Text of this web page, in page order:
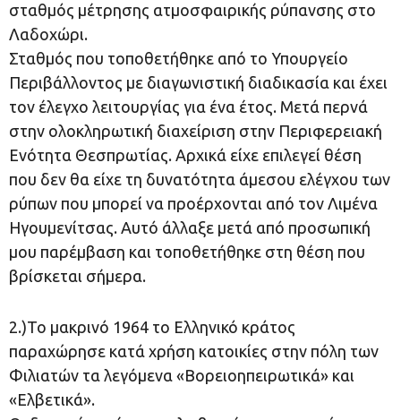
σταθμός μέτρησης ατμοσφαιρικής ρύπανσης στο
Λαδοχώρι.
Σταθμός που τοποθετήθηκε από το Υπουργείο
Περιβάλλοντος με διαγωνιστική διαδικασία και έχει
τον έλεγχο λειτουργίας για ένα έτος. Μετά περνά
στην ολοκληρωτική διαχείριση στην Περιφερειακή
Ενότητα Θεσπρωτίας. Αρχικά είχε επιλεγεί θέση
που δεν θα είχε τη δυνατότητα άμεσου ελέγχου των
ρύπων που μπορεί να προέρχονται από τον Λιμένα
Ηγουμενίτσας. Αυτό άλλαξε μετά από προσωπική
μου παρέμβαση και τοποθετήθηκε στη θέση που
βρίσκεται σήμερα.
2.)Το μακρινό 1964 το Ελληνικό κράτος
παραχώρησε κατά χρήση κατοικίες στην πόλη των
Φιλιατών τα λεγόμενα «Βορειοηπειρωτικά» και
«Ελβετικά».